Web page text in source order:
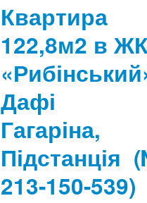
Квартира
122,8м2 в
Дафі
Гагаріна,
Підстанція
213-150-539)